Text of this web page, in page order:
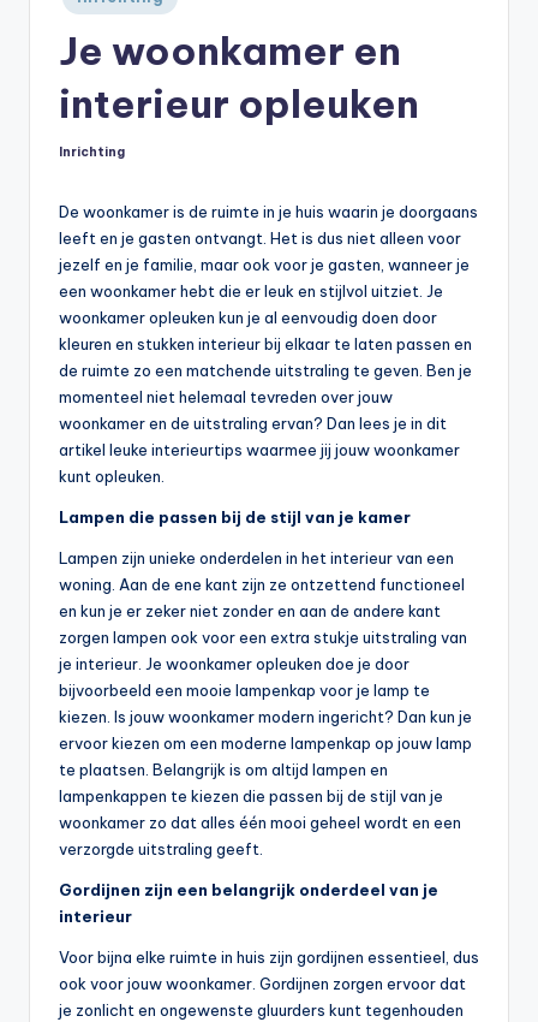
in
Je woonkamer en
interieur opleuken
Geplaatst
Inrichting
De woonkamer is de ruimte in je huis waarin je doorgaans
leeft en je gasten ontvangt. Het is dus niet alleen voor
jezelf en je familie, maar ook voor je gasten, wanneer je
een woonkamer hebt die er leuk en stijlvol uitziet. Je
woonkamer opleuken kun je al eenvoudig doen door
kleuren en stukken interieur bij elkaar te laten passen en
de ruimte zo een matchende uitstraling te geven. Ben je
momenteel niet helemaal tevreden over jouw
woonkamer en de uitstraling ervan? Dan lees je in dit
artikel leuke interieurtips waarmee jij jouw woonkamer
kunt opleuken.
Lampen die passen bij de stijl van je kamer
Lampen zijn unieke onderdelen in het interieur van een
woning. Aan de ene kant zijn ze ontzettend functioneel
en kun je er zeker niet zonder en aan de andere kant
zorgen lampen ook voor een extra stukje uitstraling van
je interieur. Je woonkamer opleuken doe je door
bijvoorbeeld een mooie lampenkap voor je lamp te
kiezen. Is jouw woonkamer modern ingericht? Dan kun je
ervoor kiezen om een moderne lampenkap op jouw lamp
te plaatsen. Belangrijk is om altijd lampen en
lampenkappen te kiezen die passen bij de stijl van je
woonkamer zo dat alles één mooi geheel wordt en een
verzorgde uitstraling geeft.
Gordijnen zijn een belangrijk onderdeel van je
interieur
Voor bijna elke ruimte in huis zijn gordijnen essentieel, dus
ook voor jouw woonkamer. Gordijnen zorgen ervoor dat
je zonlicht en ongewenste gluurders kunt tegenhouden